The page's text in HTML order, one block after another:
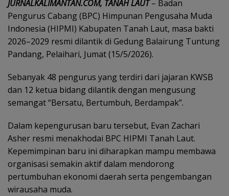
JURNALKALIMANTAN.COM, TANAH LAUT– Badan
Pengurus Cabang (BPC) Himpunan Pengusaha Muda
Indonesia (HIPMI) Kabupaten Tanah Laut, masa bakti
2026–2029 resmi dilantik di Gedung Balairung Tuntung
Pandang, Pelaihari, Jumat (15/5/2026).
Sebanyak 48 pengurus yang terdiri dari jajaran KWSB
dan 12 ketua bidang dilantik dengan mengusung
semangat “Bersatu, Bertumbuh, Berdampak”.
Dalam kepengurusan baru tersebut, Evan Zachari
Asher resmi menakhodai BPC HIPMI Tanah Laut.
Kepemimpinan baru ini diharapkan mampu membawa
organisasi semakin aktif dalam mendorong
pertumbuhan ekonomi daerah serta pengembangan
wirausaha muda.